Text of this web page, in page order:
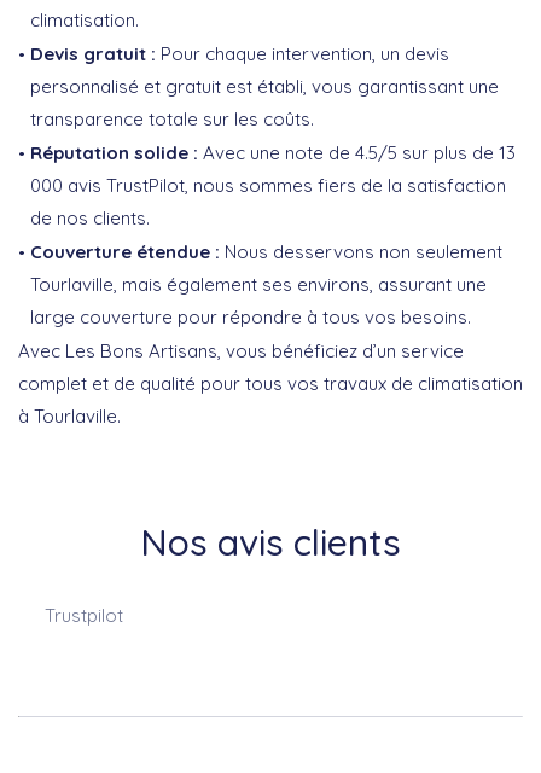
climatisation.
Devis gratuit : Pour chaque intervention, un devis
personnalisé et gratuit est établi, vous garantissant une
transparence totale sur les coûts.
Réputation solide : Avec une note de 4.5/5 sur plus de 13
000 avis TrustPilot, nous sommes fiers de la satisfaction
de nos clients.
Couverture étendue : Nous desservons non seulement
Tourlaville, mais également ses environs, assurant une
large couverture pour répondre à tous vos besoins.
Avec Les Bons Artisans, vous bénéficiez d’un service
complet et de qualité pour tous vos travaux de climatisation
à Tourlaville.
Nos avis clients
Trustpilot